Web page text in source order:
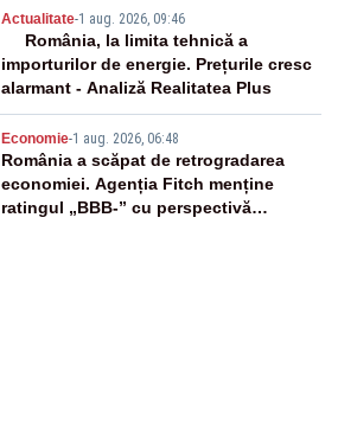
Actualitate-1 aug. 2026, 09:46
România, la limita tehnică a
importurilor de energie. Prețurile cresc
alarmant - Analiză Realitatea Plus
Economie-1 aug. 2026, 06:48
România a scăpat de retrogradarea
economiei. Agenția Fitch menține
ratingul „BBB-” cu perspectivă